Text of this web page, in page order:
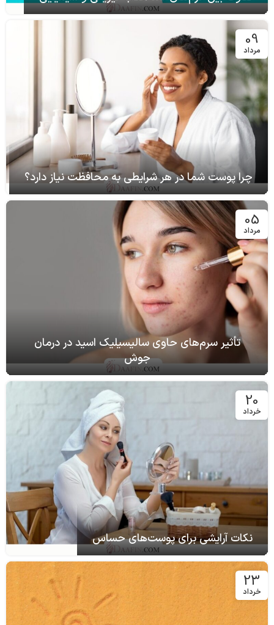
09
مرداد
چرا پوست شما در هر شرایطی به محافظت نیاز دارد؟
05
مرداد
تأثیر سرم‌های حاوی سالیسیلیک اسید در درمان
جوش
20
خرداد
نکات آرایشی برای پوست‌های حساس
23
خرداد